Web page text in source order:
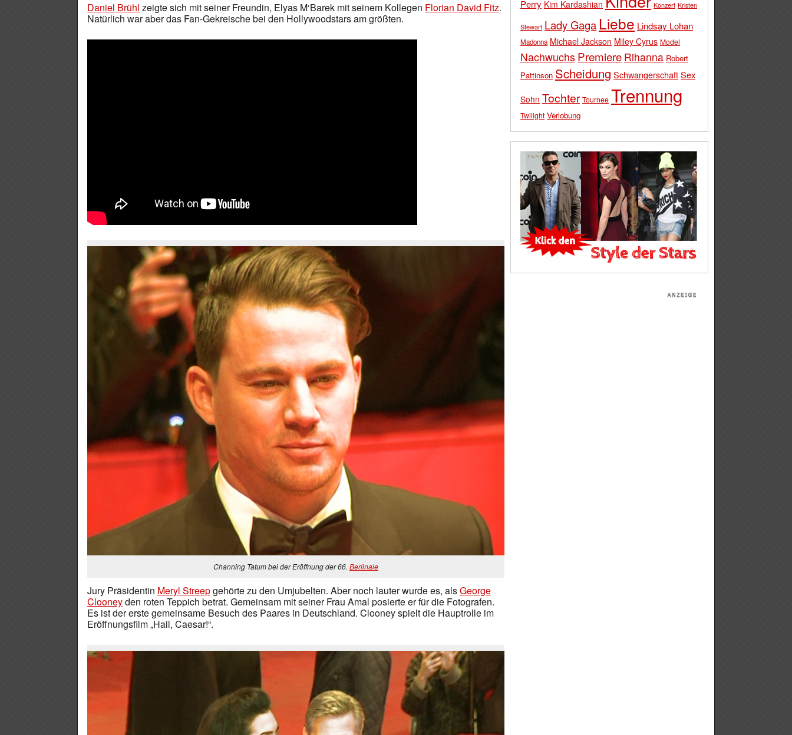
Daniel Brühl zeigte sich mit seiner Freundin, Elyas M‘Barek mit seinem Kollegen Florian David Fitz.
Natürlich war aber das Fan-Gekreische bei den Hollywoodstars am größten.
Channing Tatum bei der Eröffnung der 66. Berlinale
Jury Präsidentin Meryl Streepgehörte zu den Umjubelten. Aber noch lauter wurde es, alsGeorge
Clooneyden roten Teppich betrat. Gemeinsam mit seiner Frau Amal posierte er für die Fotografen.
Es ist der erste gemeinsame Besuch des Paares in Deutschland. Clooney spielt die Hauptrolle im
Eröffnungsfilm „Hail, Caesar!“.
Perry Kim Kardashian Konzert Kristen
Stewart Lady Gaga Liebe Lindsay Lohan
Madonna Michael Jackson Miley Cyrus Model
Nachwuchs Premiere Rihanna Robert
Pattinson Scheidung SchwangerschaftSex
Sohn Tochter Tournee Trennung
Twilight Verlobung